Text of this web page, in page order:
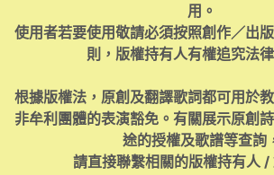
用。
使用者若要使用敬請必須按照創作／出
則，版權持有人有權追究法
根據版權法，原創及翻譯歌詞都可用於
非牟利團體的表演豁免。有關展示原創
途的授權及歌譜等查詢
請直接聯繫相關的版權持有人 /